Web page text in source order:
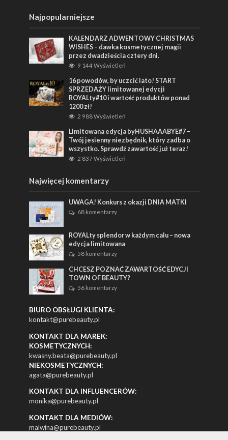
Najpopularniejsze
KALENDARZ ADWENTOWY CHRISTMAS
WISHES – dawka kosmetycznej magii
przez dwadzieścia cztery dni.
9 144 Wyświetleń
16 powodów, by uczcić lato! START
SPRZEDAŻY limitowanej edycji
ROYALty#10 i wartość produktów ponad
1200 zł!
2 988 Wyświetleń
Limitowana edycja byHUSHAAABYE#7 –
Twój jesienny niezbędnik, który zadba o
wszystko. Sprawdź zawartość już teraz!
2 837 Wyświetleń
Najwięcej komentarzy
UWAGA! Konkurs z okazji DNIA MATKI
68 komentarzy
ROYALty splendor w każdym calu – nowa
edycja limitowana
58 komentarzy
CHCESZ POZNAĆ ZAWARTOŚĆ EDYCJI
TOWN OF BEAUTY?
56 komentarzy
BIURO OBSŁUGI KLIENTA:
kontakt@purebeauty.pl
KONTAKT DLA MAREK:
KOSMETYCZNYCH:
kwasny.beata@purebeauty.pl
NIEKOSMETYCZNYCH:
agata@purebeauty.pl
KONTAKT DLA INFLUENCERÓW:
monika@purebeauty.pl
KONTAKT DLA MEDIÓW:
malwina@purebeauty.pl